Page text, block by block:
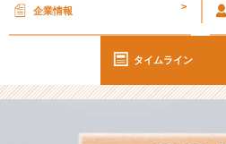
こ
と」
価
【イ
企業情報 >
タイムライン